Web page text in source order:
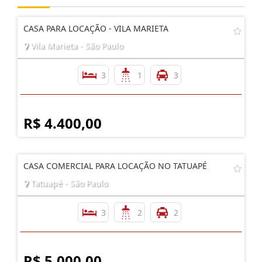
CASA PARA LOCAÇÃO - VILA MARIETA
Vila Marieta - São Paulo
3 1 3
R$ 4.400,00
CASA COMERCIAL PARA LOCAÇÃO NO TATUAPÉ
Tatuapé - São Paulo
3 2 2